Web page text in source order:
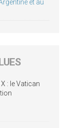
et au
: le Vatican